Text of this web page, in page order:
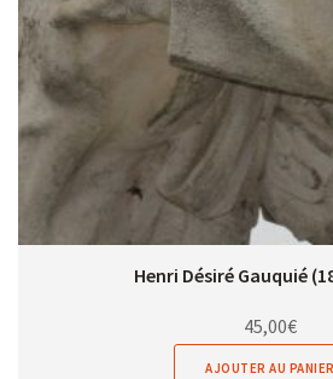
Henri Désiré Gauquié
45,00€
AJOUTER AU PANIER